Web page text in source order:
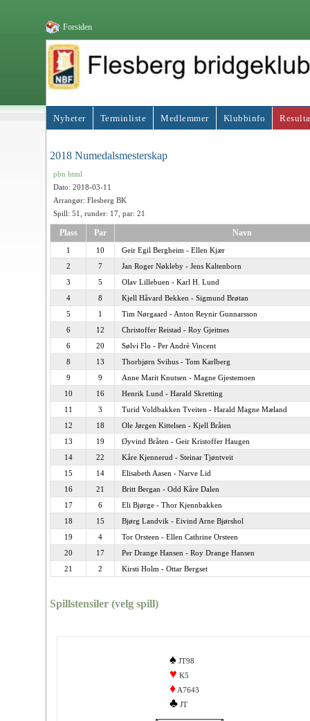
Forsiden
Nyheter Terminliste Medlemmer Klubbinfo
2018 Numedalsmesterskap
pbn html
Dato: 2018-03-11
Arrangør: Flesberg BK
Spill: 51, runder: 17, par: 21
Plass Par Navn
1 10
Geir Egil Bergheim - Ellen Kjær
2
7
Jan Roger Nøkleby - Jens Kaltenborn
3
5
Olav Lillebuen - Karl H. Lund
4
8
Kjell Håvard Bekken - Sigmund Brøtan
5
1
Tim Nørgaard - Anton Reynir Gunnarsson
6
12
Christoffer Reistad - Roy Gjeitnes
6
20
Sølvi Flo - Per Andrè Vincent
8
13
Thorbjørn Svihus - Tom Karlberg
9
9
Anne Marit Knutsen - Magne Gjestemoen
10
16
Henrik Lund - Harald Skretting
11
3
Turid Voldbakken Tveiten - Harald Magne Mæland
12
18
Ole Jørgen Kittelsen - Kjell Bråten
13
19
Øyvind Bråten - Geir Kristoffer Haugen
14
22
Kåre Kjennerud - Steinar Tjøntveit
15
14
Elisabeth Aasen - Narve Lid
16
21
Britt Bergan - Odd Kåre Dalen
17
6
Eli Bjørge - Thor Kjennbakken
18
15
Bjørg Landvik - Eivind Arne Bjørshol
19
4
Tor Orsteen - Ellen Cathrine Orsteen
20
17
Per Drange Hansen - Roy Drange Hansen
21
2 Kirsti Holm - Ottar Bergset
Spillstensiler (velg spill)
♠ JT98
♥ K5
♦ A7643
♣ JT